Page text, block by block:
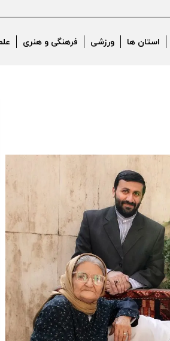
استان ها ورزشی فرهنگی و هنری